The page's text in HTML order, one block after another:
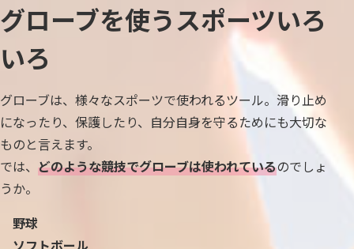
グローブを使うスポーツいろ
いろ
グローブは、様々なスポーツで使われるツール。滑り止め
になったり、保護したり、自分自身を守るためにも大切な
ものと言えます。
では、 どのような競技でグローブは使われているのでしょ
うか。
野球